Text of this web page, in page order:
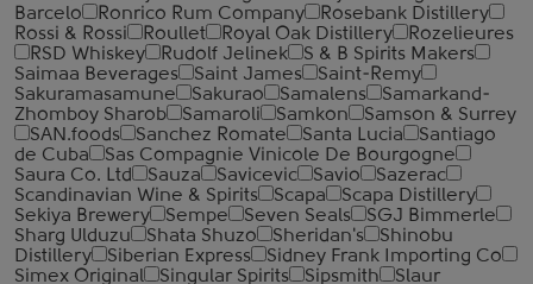
Barcelo
Ronrico Rum Company
Rosebank Distillery
Rossi & Rossi
Roullet Royal Oak Distillery
Rozelieures
RSD Whiskey
Rudolf Jelinek
S & B Spirits Makers
Saimaa Beverages
Saint James
Saint-Remy
Sakuramasamune
Sakurao Samalens
Samarkand-
Zhomboy Sharob
Samaroli Samkon
Samson & Surrey
SAN.foods
Sanchez Romate Santa Lucia
Santiago
de Cuba
Sas Compagnie Vinicole De Bourgogne
Saura Co. Ltd
Sauza Savicevic Savio
Sazerac
Scandinavian Wine & Spirits
Scapa
Scapa Distillery
Sekiya Brewery
Sempe Seven Seals
SGJ Bimmerle
Sharg Ulduzu
Shata Shuzo Sheridan's
Shinobu
Distillery
Siberian Express
Sidney Frank Importing Co
Simex Original
Singular Spirits Sipsmith
Slaur